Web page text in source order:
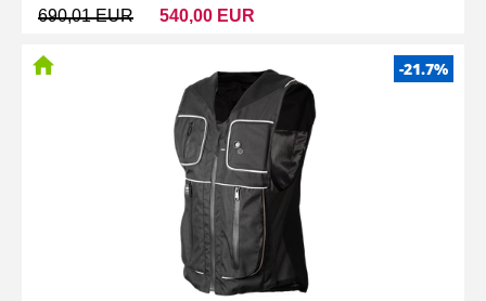
690,01 EUR 540,00 EUR
-21.7%